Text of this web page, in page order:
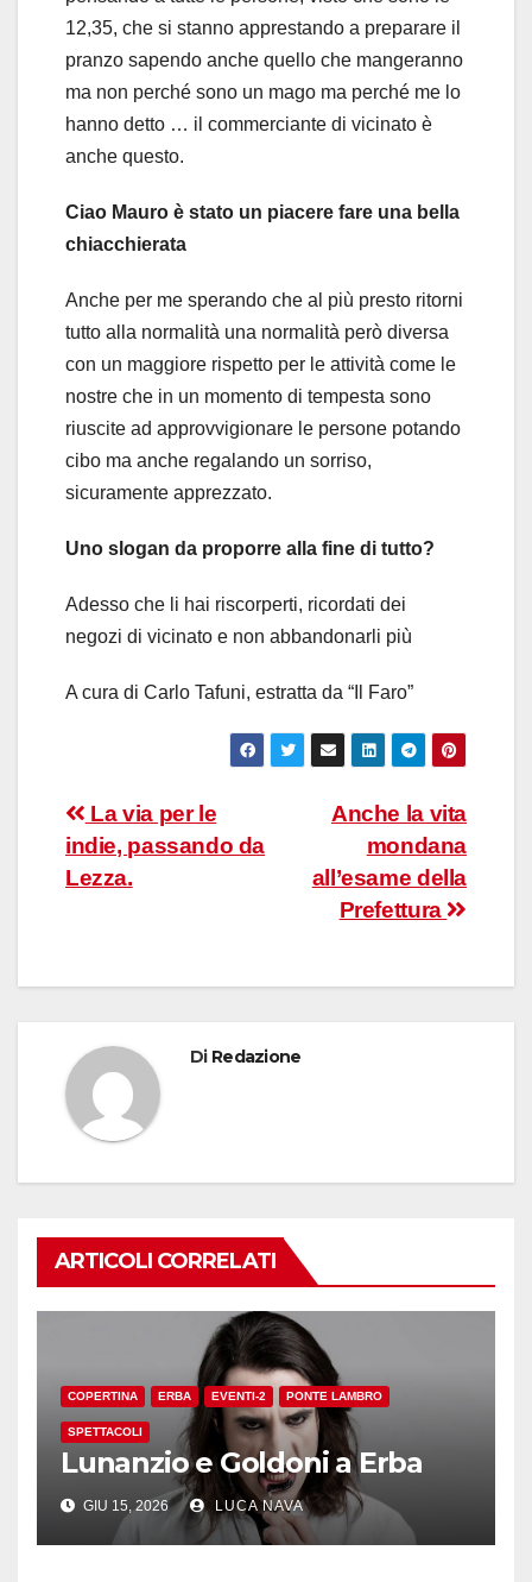
12,35, che si stanno apprestando a preparare il
pranzo sapendo anche quello che mangeranno
ma non perché sono un mago ma perché me lo
hanno detto … il commerciante di vicinato è
anche questo.
Ciao Mauro è stato un piacere fare una bella
chiacchierata
Anche per me sperando che al più presto ritorni
tutto alla normalità una normalità però diversa
con un maggiore rispetto per le attività come le
nostre che in un momento di tempesta sono
riuscite ad approvvigionare le persone potando
cibo ma anche regalando un sorriso,
sicuramente apprezzato.
Uno slogan da proporre alla fine di tutto?
Adesso che li hai riscorperti, ricordati dei
negozi di vicinato e non abbandonarli più
A cura di Carlo Tafuni, estratta da “Il Faro”
Navigazione
articoli
Anche la vita
mondana
all’esame della
Prefettura
La via per le
indie, passando da
Lezza.
Di Redazione
ARTICOLI CORRELATI
COPERTINA ERBA EVENTI-2 PONTE LAMBRO
SPETTACOLI
Lunanzio e Goldoni a Erba
GIU 15, 2026 LUCA NAVA